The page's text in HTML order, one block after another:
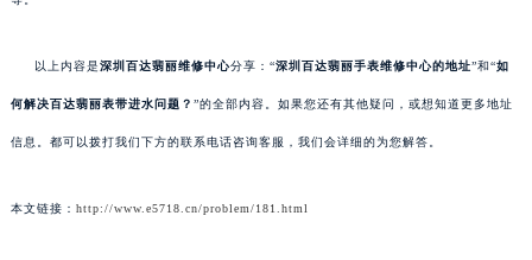
以上内容是深圳百达翡丽维修中心分享：“深圳百达翡丽手表维修中心的地址”和“如
何解决百达翡丽表带进水问题？ ”的全部内容。如果您还有其他疑问，或想知道更多地址
信息。都可以拨打我们下方的联系电话咨询客服，我们会详细的为您解答。
本文链接： http://www.e5718.cn/problem/181.html